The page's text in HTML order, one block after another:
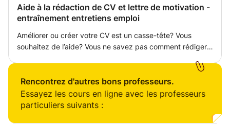
Aide à la rédaction de CV et lettre de motivation -
entraînement entretiens emploi
Améliorer ou créer votre CV est un casse-tête? Vous
souhaitez de l’aide? Vous ne savez pas comment rédiger
l’aide pour vos postulations? Je suis la personne qu’il vous
faut! Un entretien de prévu? Vous souhaitez vous
entraîner? Contactez-moi.
Rencontrez d'autres bons professeurs.
Essayez les cours en ligne avec les professeurs
particuliers suivants :